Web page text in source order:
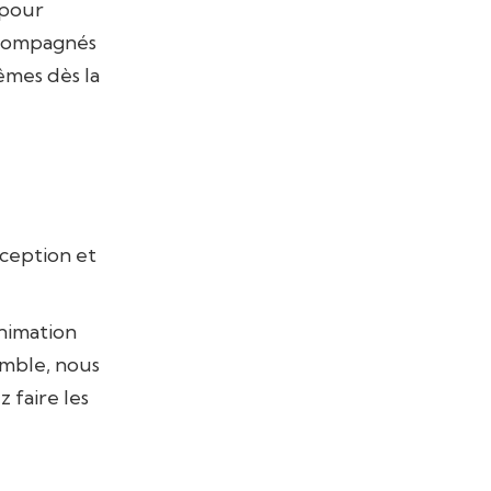
dès la
et
nous
faire les